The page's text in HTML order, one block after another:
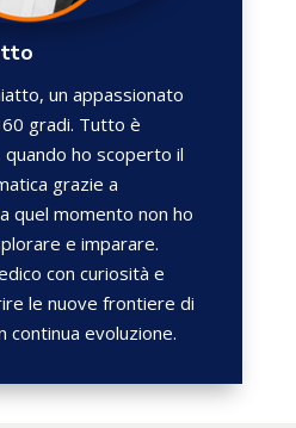
un appassionato
gradi. Tutto è
ho scoperto il
grazie a
quel momento non ho
e imparare.
con curiosità e
le nuove frontiere di
evoluzione.